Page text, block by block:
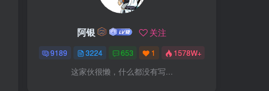
阿银 关注
9189 3224 653 1 1578W+
这家伙很懒，什么都没有写...